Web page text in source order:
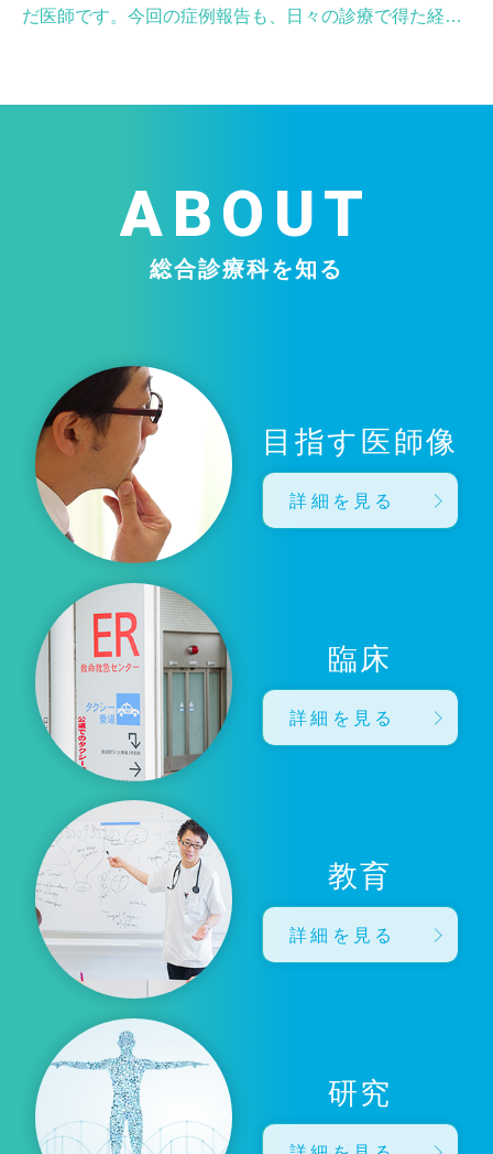
だ医師です。今回の症例報告も、日々の診療で得た経験
ABOUT
総合診療科を知る
目指す医師像
詳細を見る
臨床
詳細を見る
教育
詳細を見る
研究